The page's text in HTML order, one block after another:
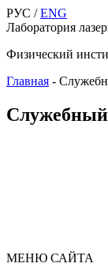
РУС /ENG
Лаборатория
Физический
Главная -
Служебный
МЕНЮ САЙТА